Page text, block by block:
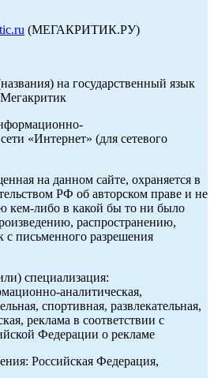
(МЕГАКРИТИК.РУ)
на государственный язык
«Интернет» (для сетевого
на данном сайте, охраняется в
РФ об авторском праве и не
кем-либо в какой бы то ни было
распространению,
с письменного разрешения
специализация:
аналитическая,
спортивная, развлекательная,
реклама в соответствии с
Федерации о рекламе
Российская Федерация,